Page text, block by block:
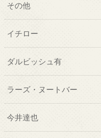
その他
イチロー
ダルビッシュ有
ラーズ・ヌートバー
今井達也